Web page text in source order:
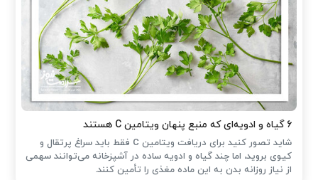
۶ گیاه و ادویه‌ای که منبع پنهان ویتامین C هستند
شاید تصور کنید برای دریافت ویتامین C فقط باید سراغ پرتقال و
کیوی بروید، اما چند گیاه و ادویه ساده در آشپزخانه می‌توانند سهمی
از نیاز روزانه بدن به این ماده مغذی را تأمین کنند.